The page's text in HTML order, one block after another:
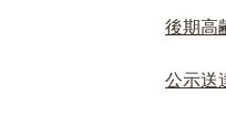
後期高
公示送